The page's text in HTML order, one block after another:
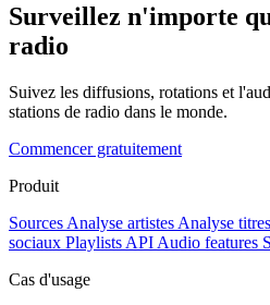
Surveillez n'importe
radio
Suivez les diffusions, rotations et
stations de radio dans le monde.
Commencer gratuitement
Produit
Sources Analyse artistes Analyse titres
sociaux Playlists API Audio features
Cas d'usage